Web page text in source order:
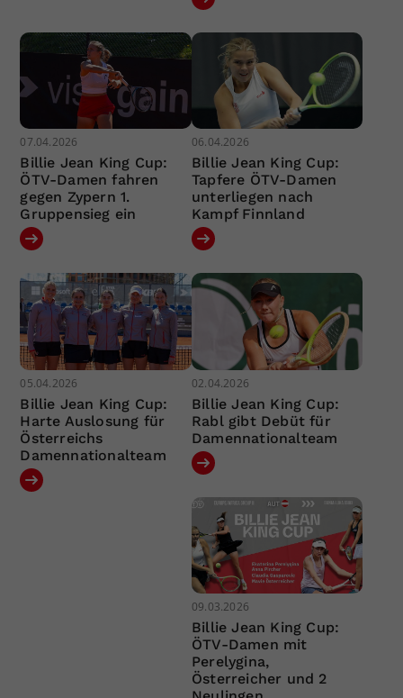
07.04.2026
Billie Jean King Cup:
ÖTV-Damen fahren
gegen Zypern 1.
Gruppensieg ein
06.04.2026
Billie Jean King Cup:
Tapfere ÖTV-Damen
unterliegen nach
Kampf Finnland
05.04.2026
Billie Jean King Cup:
Harte Auslosung für
Österreichs
Damennationalteam
02.04.2026
Billie Jean King Cup:
Rabl gibt Debüt für
Damennationalteam
09.03.2026
Billie Jean King Cup:
ÖTV-Damen mit
Perelygina,
Österreicher und 2